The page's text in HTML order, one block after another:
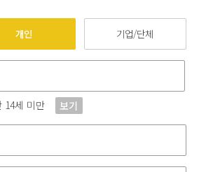
개인 기업/단체
14세 미만 보기